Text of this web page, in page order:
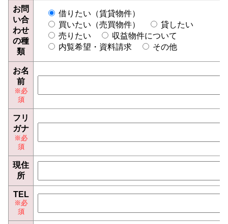
お問
い合
わせ
の種
類
借りたい（賃貸物件）
買いたい（売買物件）
貸したい
売りたい
収益物件について
内覧希望・資料請求
その他
お名
前
フリ
ガナ
現住
所
TEL